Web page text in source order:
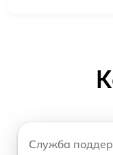
Служба